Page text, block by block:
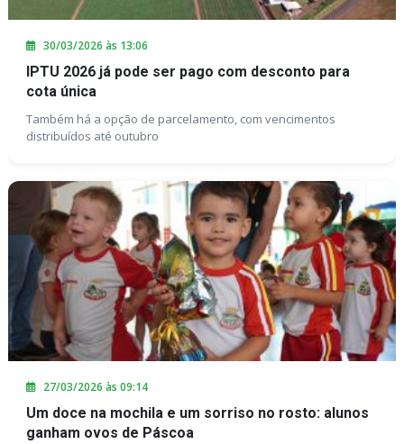
30/03/2026 às 13:06
IPTU 2026 já pode ser pago com desconto para
cota única
Também há a opção de parcelamento, com vencimentos
distribuídos até outubro
27/03/2026 às 09:14
Um doce na mochila e um sorriso no rosto: alunos
ganham ovos de Páscoa